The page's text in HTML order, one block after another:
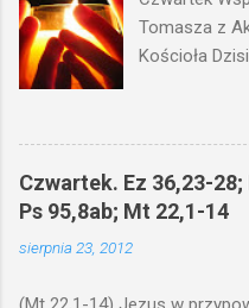
Tomasza z
Kościoła
(Mk 4,21-
wnosi się
lub pod
na
by nie miało
Czwartek. Ez 36,23-
Ps 95,8ab; Mt 22,1-14
sierpnia 23, 2012